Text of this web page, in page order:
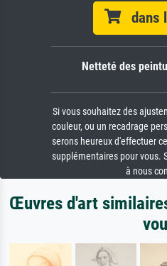
dans
Netteté des
Si vous souhaitez des
couleur, ou un recadrage
serons heureux d'effectuer
supplémentaires pour vous.
à nous
Œuvres d'art